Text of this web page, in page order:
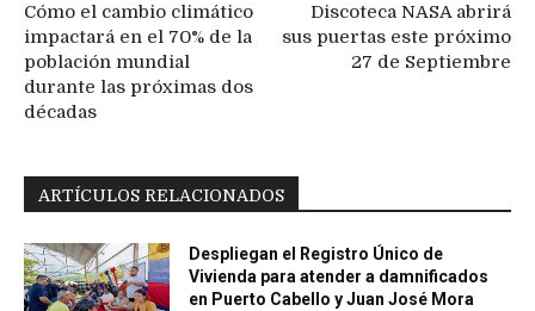
Cómo el cambio climático
impactará en el 70% de la
población mundial
durante las próximas dos
décadas
Discoteca NASA abrirá
sus puertas este próximo
27 de Septiembre
ARTÍCULOS RELACIONADOS
Despliegan el Registro Único de
Vivienda para atender a damnificados
en Puerto Cabello y Juan José Mora